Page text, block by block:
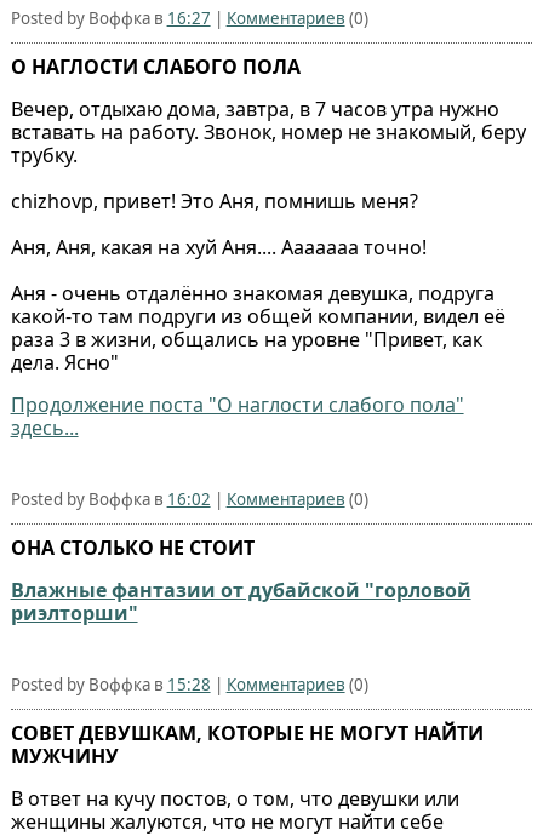
Posted by Воффка в 16:27 | Комментариев (0)
О НАГЛОСТИ СЛАБОГО ПОЛА
Вечер, отдыхаю дома, завтра, в 7 часов утра нужно
вставать на работу. Звонок, номер не знакомый, беру
трубку.
chizhovp, привет! Это Аня, помнишь меня?
Аня, Аня, какая на хуй Аня.... Ааааааа точно!
Аня - очень отдалённо знакомая девушка, подруга
какой-то там подруги из общей компании, видел её
раза 3 в жизни, общались на уровне "Привет, как
дела. Ясно"
Продолжение поста "О наглости слабого пола"
здесь...
Posted by Воффка в 16:02 | Комментариев (0)
ОНА СТОЛЬКО НЕ СТОИТ
Влажные фантазии от дубайской "горловой
риэлторши"
Posted by Воффка в 15:28 | Комментариев (0)
СОВЕТ ДЕВУШКАМ, КОТОРЫЕ НЕ МОГУТ НАЙТИ
МУЖЧИНУ
В ответ на кучу постов, о том, что девушки или
женщины жалуются, что не могут найти себе